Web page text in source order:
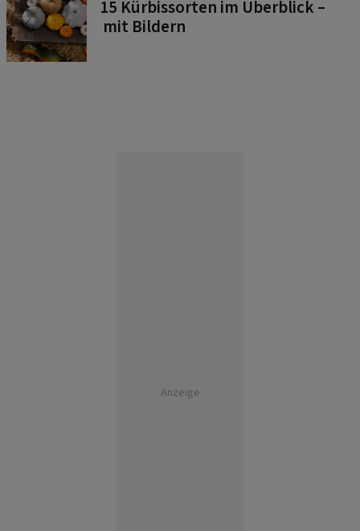
15 Kürbissorten im Überblick –
mit Bildern
Anzeige